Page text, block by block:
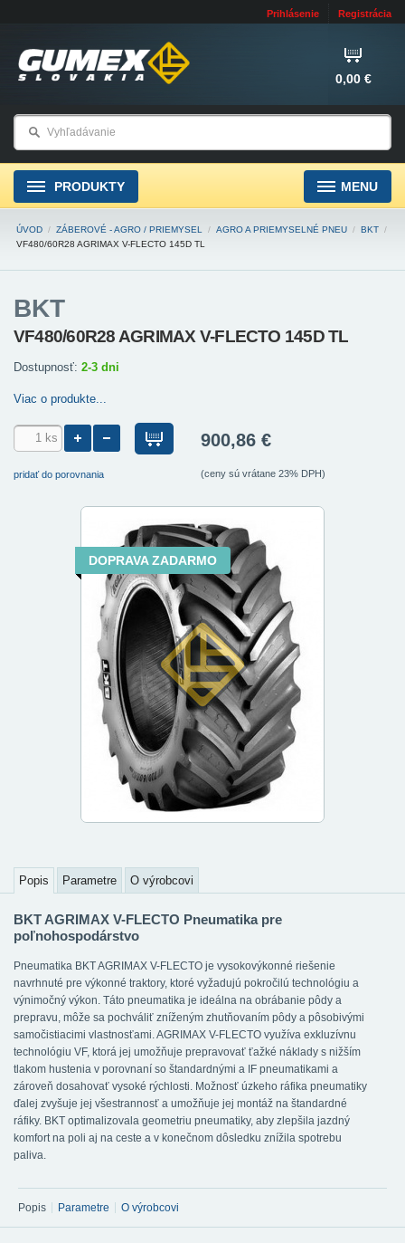
Prihlásenie Registrácia
0,00 €
PRODUKTY MENU
ÚVOD / ZÁBEROVÉ - AGRO / PRIEMYSEL / AGRO A PRIEMYSELNÉ PNEU / BKT /
VF480/60R28 AGRIMAX V-FLECTO 145D TL
BKT
VF480/60R28 AGRIMAX V-FLECTO 145D TL
Dostupnosť: 2-3 dni
Viac o produkte...
pridať do porovnania
900,86 €
(ceny sú vrátane 23% DPH)
DOPRAVA ZADARMO
Popis Parametre O výrobcovi
BKT AGRIMAX V-FLECTO Pneumatika pre
poľnohospodárstvo
Pneumatika BKT AGRIMAX V-FLECTO je vysokovýkonné riešenie
navrhnuté pre výkonné traktory, ktoré vyžadujú pokročilú technológiu a
výnimočný výkon. Táto pneumatika je ideálna na obrábanie pôdy a
prepravu, môže sa pochváliť zníženým zhutňovaním pôdy a pôsobivými
samočistiacimi vlastnosťami. AGRIMAX V-FLECTO využíva exkluzívnu
technológiu VF, ktorá jej umožňuje prepravovať ťažké náklady s nižším
tlakom hustenia v porovnaní so štandardnými a IF pneumatikami a
zároveň dosahovať vysoké rýchlosti. Možnosť úzkeho ráfika pneumatiky
ďalej zvyšuje jej všestrannosť a umožňuje jej montáž na štandardné
ráfiky. BKT optimalizovala geometriu pneumatiky, aby zlepšila jazdný
komfort na poli aj na ceste a v konečnom dôsledku znížila spotrebu
paliva.
Popis Parametre O výrobcovi